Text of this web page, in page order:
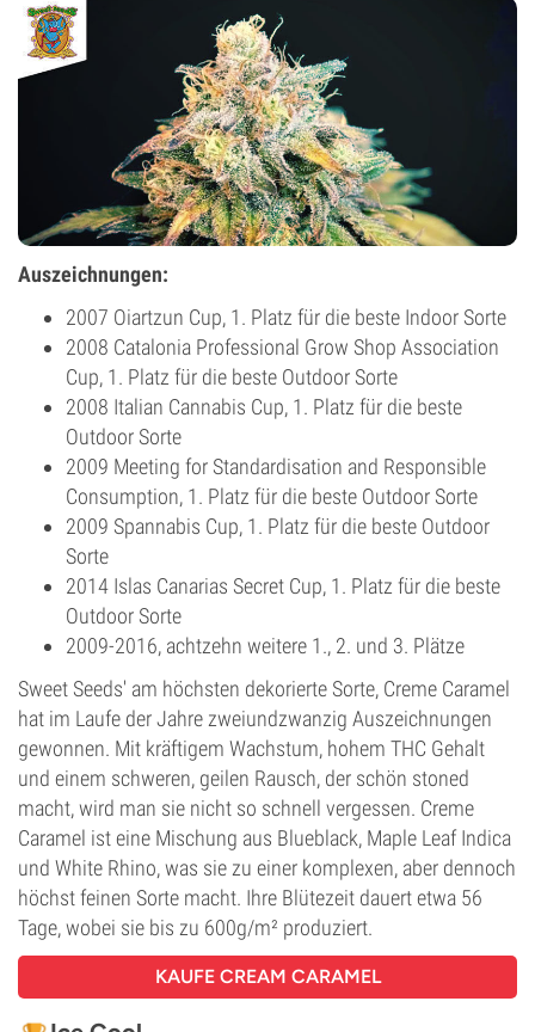
Auszeichnungen:
2007 Oiartzun Cup, 1. Platz für die beste Indoor Sorte
2008 Catalonia Professional Grow Shop Association
Cup, 1. Platz für die beste Outdoor Sorte
2008 Italian Cannabis Cup, 1. Platz für die beste
Outdoor Sorte
2009 Meeting for Standardisation and Responsible
Consumption, 1. Platz für die beste Outdoor Sorte
2009 Spannabis Cup, 1. Platz für die beste Outdoor
Sorte
2014 Islas Canarias Secret Cup, 1. Platz für die beste
Outdoor Sorte
2009-2016, achtzehn weitere 1., 2. und 3. Plätze
Sweet Seeds' am höchsten dekorierte Sorte, Creme Caramel
hat im Laufe der Jahre zweiundzwanzig Auszeichnungen
gewonnen. Mit kräftigem Wachstum, hohem THC Gehalt
und einem schweren, geilen Rausch, der schön stoned
macht, wird man sie nicht so schnell vergessen. Creme
Caramel ist eine Mischung aus Blueblack, Maple Leaf Indica
und White Rhino, was sie zu einer komplexen, aber dennoch
höchst feinen Sorte macht. Ihre Blütezeit dauert etwa 56
Tage, wobei sie bis zu 600g/m² produziert.
KAUFE CREAM CARAMEL